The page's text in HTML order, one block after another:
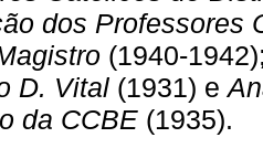
dos Professores
(1940-
D. Vital (1931) e
da CCBE (1935).